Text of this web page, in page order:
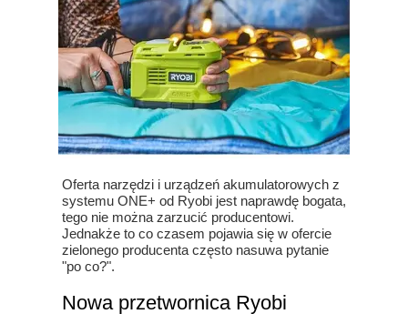
Oferta narzędzi i urządzeń akumulatorowych z
systemu ONE+ od Ryobi jest naprawdę bogata,
tego nie można zarzucić producentowi.
Jednakże to co czasem pojawia się w ofercie
zielonego producenta często nasuwa pytanie
"po co?".
Nowa przetwornica Ryobi